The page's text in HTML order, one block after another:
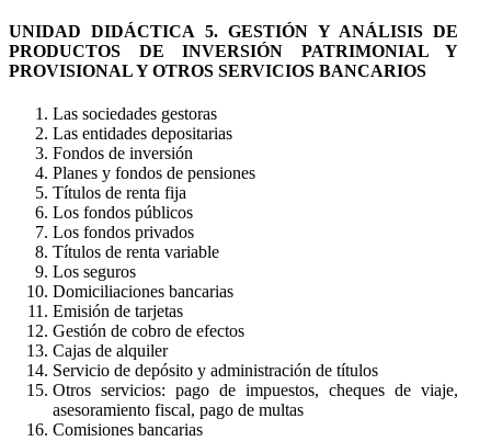
UNIDAD DIDÁCTICA 5. GESTIÓN Y ANÁLISIS DE
PRODUCTOS DE INVERSIÓN PATRIMONIAL Y
PROVISIONAL Y OTROS SERVICIOS BANCARIOS
Las sociedades gestoras
Las entidades depositarias
Fondos de inversión
Planes y fondos de pensiones
Títulos de renta fija
Los fondos públicos
Los fondos privados
Títulos de renta variable
Los seguros
Domiciliaciones bancarias
Emisión de tarjetas
Gestión de cobro de efectos
Cajas de alquiler
Servicio de depósito y administración de títulos
Otros servicios: pago de impuestos, cheques de viaje,
asesoramiento fiscal, pago de multas
Comisiones bancarias